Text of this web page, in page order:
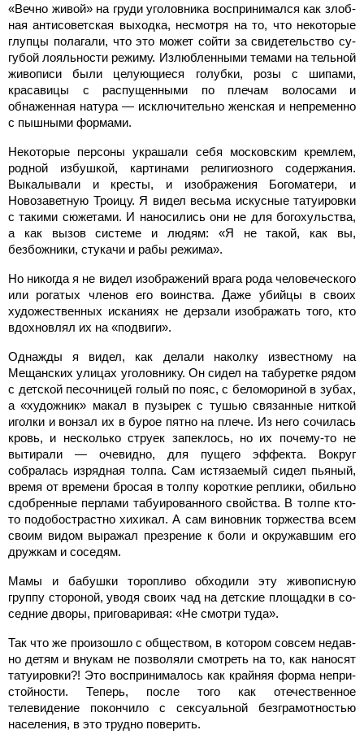
«Вечно живой» на груди уголов­ника воспринимался как злоб­
ная антисоветская выходка, не­смотря на то, что некоторые
глупцы полагали, что это мо­жет сойти за свидетельство су­
губой лояльности режиму. Излюбленными темами на тельной
живописи были целую­щиеся голубки, розы с шипами,
красавицы с распущенными по плечам волосами и
обнаженная натура — исключительно жен­ская и непременно
с пышными формами.
Некоторые персоны укра­шали себя московским крем­лем,
родной избушкой, карти­нами религиозного содержа­ния.
Выкалывали и кресты, и изображения Богоматери, и
Новозаветную Троицу. Я видел весьма искусные татуировки
с такими сюжетами. И наноси­лись они не для богохульства,
а как вызов системе и людям: «Я не такой, как вы,
безбожники, стукачи и рабы режима».
Но никогда я не видел изоб­ражений врага рода человечес­кого
или рогатых членов его воинства. Даже убийцы в своих
художественных исканиях не дерзали изображать того, кто
вдохновлял их на «подвиги».
Однажды я видел, как делали наколку известному на
Мещанских улицах уголовни­ку. Он сидел на табуретке рядом
с детской песочницей голый по пояс, с беломориной в зубах,
а «художник» макал в пузырек с тушью связанные ниткой
игол­ки и вонзал их в бурое пятно на плече. Из него сочилась
кровь, и несколько струек запеклось, но их почему-то не
вытира­ли — очевидно, для пущего эф­фекта. Вокруг
собралась изряд­ная толпа. Сам истязаемый си­дел пьяный,
время от времени бросая в толпу короткие реп­лики, обильно
сдобренные пер­лами табуированного свойства. В толпе кто-
то подобострастно хихикал. А сам виновник тор­жества всем
своим видом вы­ражал презрение к боли и ок­ружавшим его
дружкам и сосе­дям.
Мамы и бабушки торопли­во обходили эту живописную
группу стороной, уводя своих чад на детские площадки в со­
седние дворы, приговаривая: «Не смотри туда».
Так что же произошло с обще­ством, в котором совсем недав­
но детям и внукам не позволя­ли смотреть на то, как наносят
татуировки?! Это воспринима­лось как крайняя форма непри­
стойности. Теперь, после того как отечественное
телевидение покончило с сексуальной без­грамотностью
населения, в это трудно поверить.